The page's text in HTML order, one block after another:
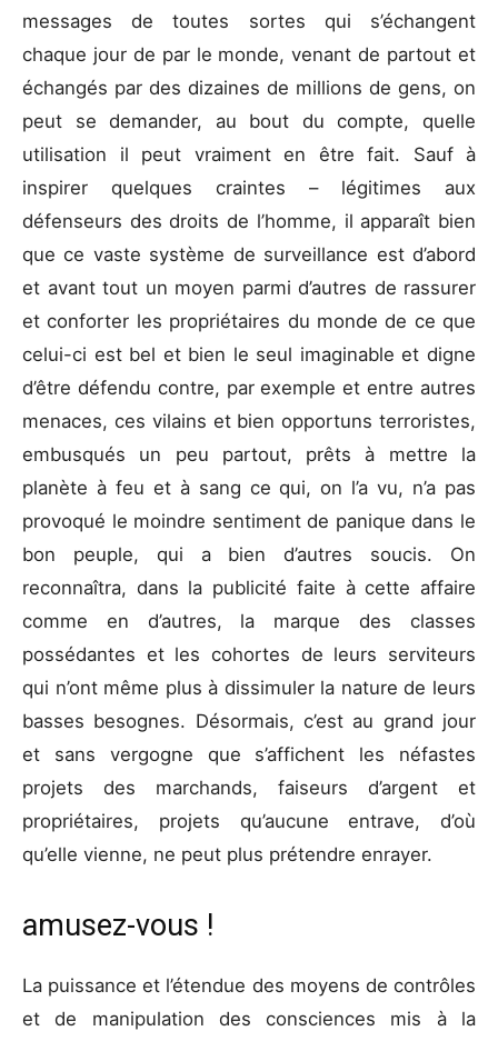
messages de toutes sortes qui s’échangent
chaque jour de par le monde, venant de partout et
échangés par des dizaines de millions de gens, on
peut se demander, au bout du compte, quelle
utilisation il peut vraiment en être fait. Sauf à
inspirer quelques craintes – légitimes aux
défenseurs des droits de l’homme, il apparaît bien
que ce vaste système de surveillance est d’abord
et avant tout un moyen parmi d’autres de rassurer
et conforter les propriétaires du monde de ce que
celui-ci est bel et bien le seul imaginable et digne
d’être défendu contre, par exemple et entre autres
menaces, ces vilains et bien opportuns terroristes,
embusqués un peu partout, prêts à mettre la
planète à feu et à sang ce qui, on l’a vu, n’a pas
provoqué le moindre sentiment de panique dans le
bon peuple, qui a bien d’autres soucis. On
reconnaîtra, dans la publicité faite à cette affaire
comme en d’autres, la marque des classes
possédantes et les cohortes de leurs serviteurs
qui n’ont même plus à dissimuler la nature de leurs
basses besognes. Désormais, c’est au grand jour
et sans vergogne que s’affichent les néfastes
projets des marchands, faiseurs d’argent et
propriétaires, projets qu’aucune entrave, d’où
qu’elle vienne, ne peut plus prétendre enrayer.
amusez-vous !
La puissance et l’étendue des moyens de contrôles
et de manipulation des consciences mis à la